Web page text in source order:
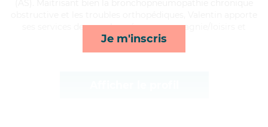
Je m'inscris
ses services de rappels, ménage, compagnie/loisirs et
repas*